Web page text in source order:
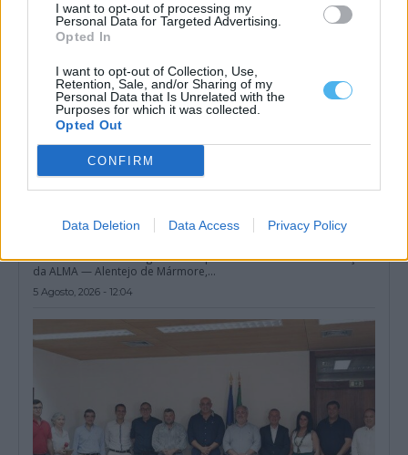
I want to opt-out of processing my
Personal Data for Targeted Advertising.
Opted In
I want to opt-out of Collection, Use,
Retention, Sale, and/or Sharing of my
Personal Data that Is Unrelated with the
Purposes for which it was collected.
Opted Out
CONFIRM
Data Deletion Data Access Privacy Policy
Nova associação quer dar uma voz comum ao mármore
Um comunicado divulgado esta quarta-feira confirmou a criação
da ALMA — Alentejo de Mármore,...
5 Agosto, 2026 - 12:04